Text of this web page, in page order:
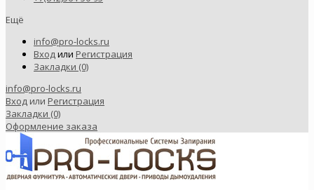
Ещё
info@pro-locks.ru
Входили Регистрация
Закладки (0)
info@pro-locks.ru
Вход или Регистрация
Закладки (0)
Оформление заказа